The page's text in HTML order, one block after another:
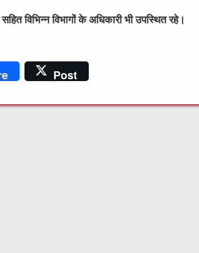
विभिन्न विभागों के अधिकारी भी उपस्थित रहे।
Post